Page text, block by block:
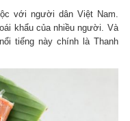
với người dân Việt Nam.
khẩu của nhiều người. Và
tiếng này chính là Thanh